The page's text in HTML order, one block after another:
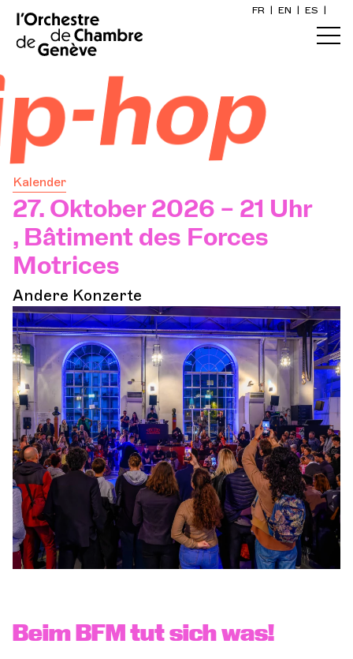
FR EN ES
hop
Kalender
27. Oktober 2026 – 21 Uhr
, Bâtiment des Forces
Motrices
Andere Konzerte
Beim BFM tut sich was!
Startseite
Kalender
Ein Ticket kaufen
Praktische Infos
Erkunden
Die Konzert-Gazette
Kulturelle Teilhabe
Orchester und Musiker
DIE OCG
Pro-Bereich
Sich anmelden